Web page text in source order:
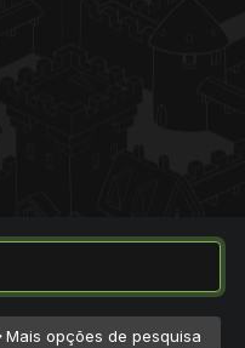
Mais opções de pesquisa